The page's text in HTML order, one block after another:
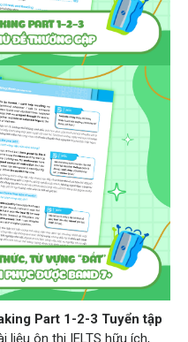
Part 1-2-3 Tuyển tập
liệu ôn thi IELTS hữu ích,